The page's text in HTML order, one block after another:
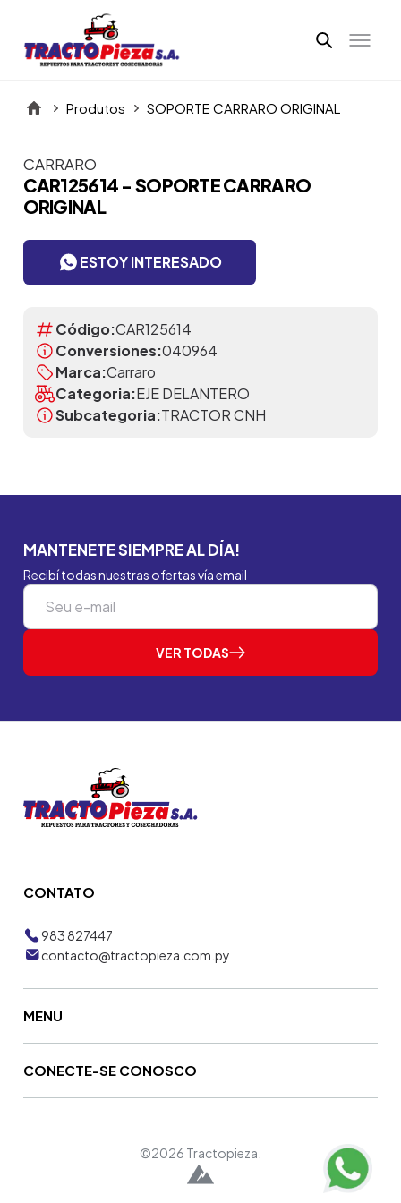
Produtos SOPORTE CARRARO ORIGINAL
Itens da Galeria
CARRARO
CAR125614 - SOPORTE CARRARO
ORIGINAL
ESTOY INTERESADO
Código:CAR125614
Conversiones:040964
Marca:Carraro
Categoria:EJE DELANTERO
Subcategoria:TRACTOR CNH
MANTENETE SIEMPRE AL DÍA!
Recibí todas nuestras ofertas vía email
VER TODAS
CONTATO
983 827447
contacto@tractopieza.com.py
MENU
CONECTE-SE CONOSCO
©2026 Tractopieza.